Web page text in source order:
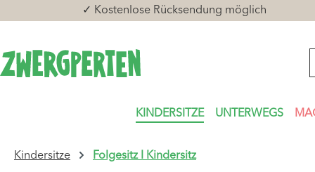
Hauptinhalt springen
Zur Suche springen
Zur Hauptnavigation springen
✓ Kostenlose Rücksendung möglich
KINDERSITZE UNTERWEGS
Kindersitze Folgesitz I Kindersitz